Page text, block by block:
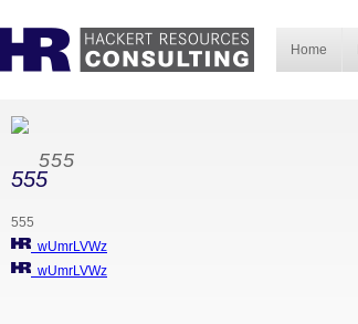
Home
555
555
555
wUmrLVWz
wUmrLVWz